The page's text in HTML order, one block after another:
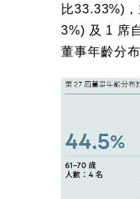
比33.33%)
3%) 及 1 席
董事年齡分布